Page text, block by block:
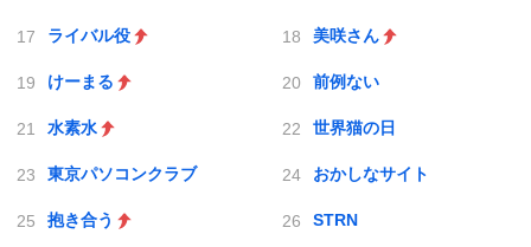
ライバル役 美咲さん
けーまる 前例ない
水素水 世界猫の日
東京パソコンクラブ おかしなサイト
抱き合う STRN